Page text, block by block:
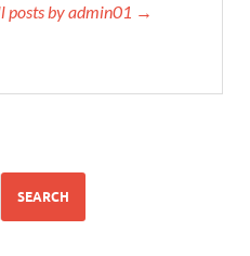
posts by admin01 →
SEARCH